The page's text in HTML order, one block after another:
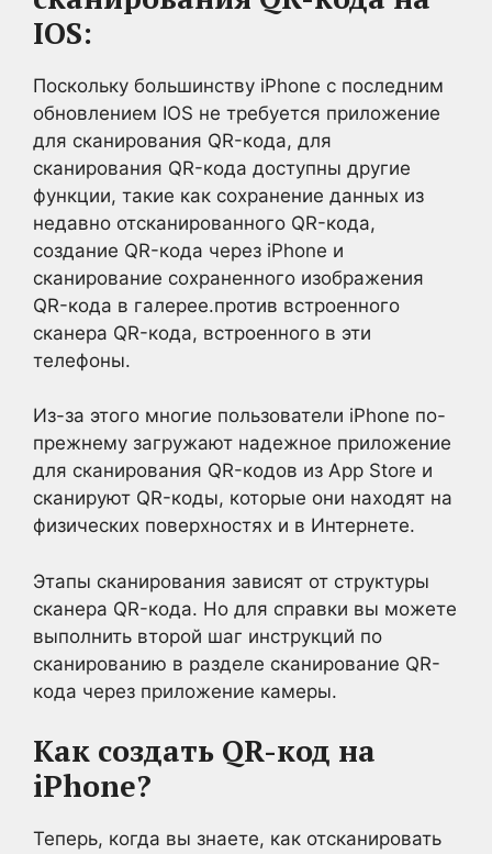
IOS:
Поскольку большинству iPhone с последним
обновлением IOS не требуется приложение
для сканирования QR-кода, для
сканирования QR-кода доступны другие
функции, такие как сохранение данных из
недавно отсканированного QR-кода,
создание QR-кода через iPhone и
сканирование сохраненного изображения
QR-кода в галерее.против встроенного
сканера QR-кода, встроенного в эти
телефоны.
Из-за этого многие пользователи iPhone по-
прежнему загружают надежное приложение
для сканирования QR-кодов из App Store и
сканируют QR-коды, которые они находят на
физических поверхностях и в Интернете.
Этапы сканирования зависят от структуры
сканера QR-кода. Но для справки вы можете
выполнить второй шаг инструкций по
сканированию в разделе сканирование QR-
кода через приложение камеры.
Как создать QR-код на
iPhone?
Теперь, когда вы знаете, как отсканировать